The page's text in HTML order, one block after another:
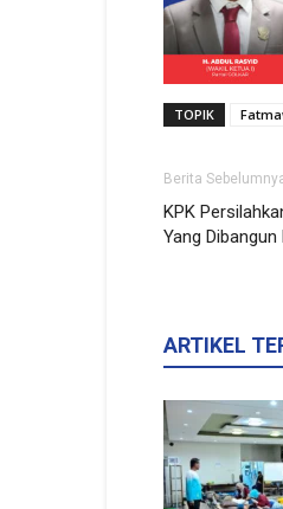
TOPIK
Berita
KPK
Yang Dibangun
ARTIKEL